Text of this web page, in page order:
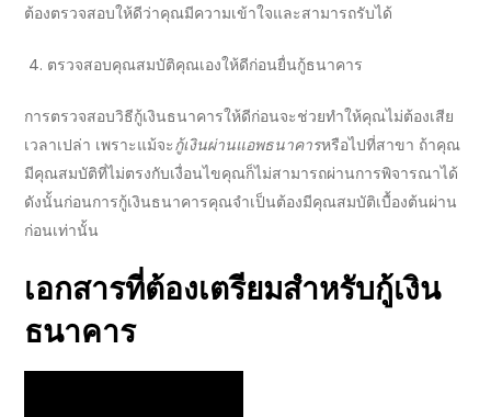
ต้องตรวจสอบให้ดีว่าคุณมีความเข้าใจและสามารถรับได้
ตรวจสอบคุณสมบัติคุณเองให้ดีก่อนยื่นกู้ธนาคาร
การตรวจสอบวิธีกู้เงินธนาคารให้ดีก่อนจะช่วยทำให้คุณไม่ต้องเสีย
เวลาเปล่า เพราะแม้จะกู้เงินผ่านแอพธนาคารหรือไปที่สาขา ถ้าคุณ
มีคุณสมบัติที่ไม่ตรงกับเงื่อนไขคุณก็ไม่สามารถผ่านการพิจารณาได้
ดังนั้นก่อนการกู้เงินธนาคารคุณจำเป็นต้องมีคุณสมบัติเบื้องต้นผ่าน
ก่อนเท่านั้น
เอกสารที่ต้องเตรียมสำหรับกู้เงิน
ธนาคาร